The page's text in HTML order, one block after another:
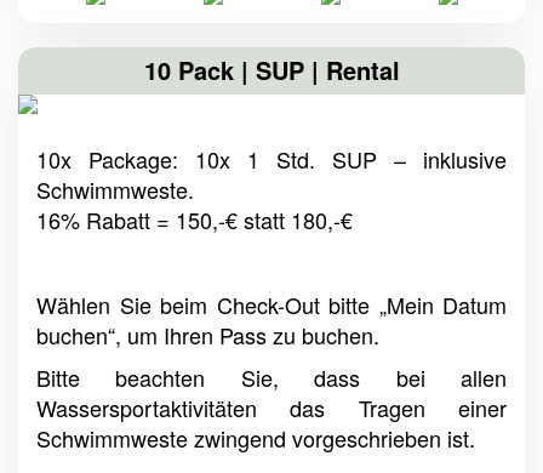
10 Pack | SUP | Rental
10x Package: 10x 1 Std. SUP – inklusive
Schwimmweste.
16% Rabatt = 150,-€ statt 180,-€
Wählen Sie beim Check-Out bitte „Mein Datum
buchen“, um Ihren Pass zu buchen.
Bitte beachten Sie, dass bei allen
Wassersportaktivitäten das Tragen einer
Schwimmweste zwingend vorgeschrieben ist.
EVENT ANFRAGE
KURSE
HOMEPAGE